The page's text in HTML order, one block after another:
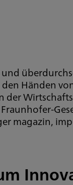
und
Händen
der
magazin,